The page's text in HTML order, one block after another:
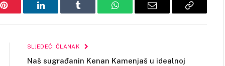
Pinterest LinkedIn Tumblr WhatsAppEmail
Copy
SLJEDEĆI ČLANAK
Naš sugrađanin Kenan Kamenjaš u idealnoj